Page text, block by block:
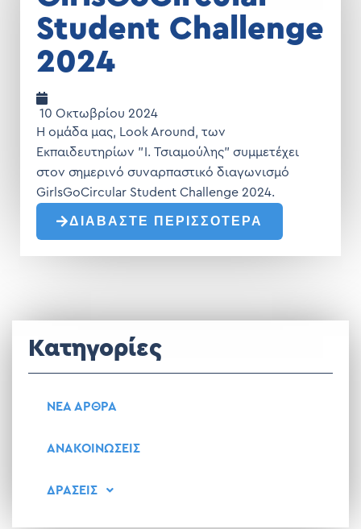
Student Challenge
2024
10 Οκτωβρίου 2024
Η ομάδα μας, Look Around, των
Εκπαιδευτηρίων "Ι. Τσιαμούλης" συμμετέχει
στον σημερινό συναρπαστικό διαγωνισμό
GirlsGoCircular Student Challenge 2024.
ΔΙΑΒΑΣΤΕ ΠΕΡΙΣΣΟΤΕΡΑ
Κατηγορίες
ΝΕΑ ΑΡΘΡΑ
ΑΝΑΚΟΙΝΩΣΕΙΣ
ΔΡΑΣΕΙΣ